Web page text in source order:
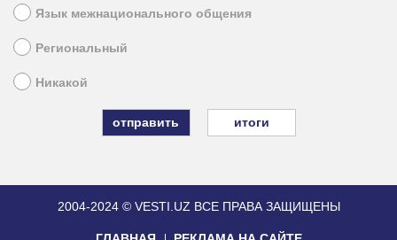
Язык межнационального общения
Региональный
Никакой
итоги
2004-2024 © VESTI.UZ ВСЕ ПРАВА ЗАЩИЩЕНЫ